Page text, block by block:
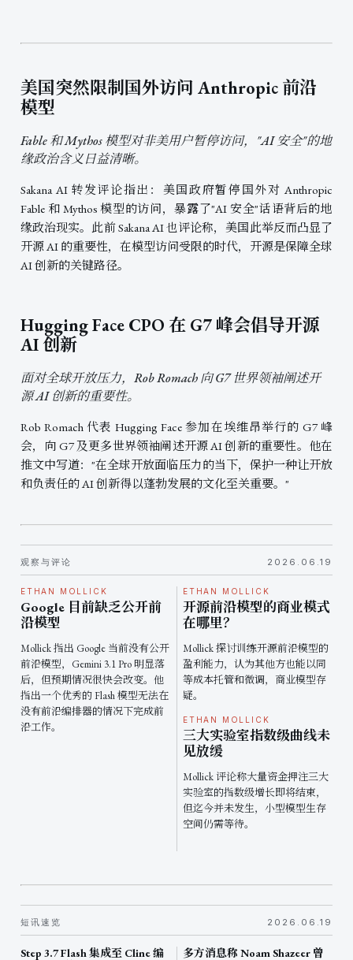
美国突然限制国外访问 Anthropic 前沿
模型
Fable 和 Mythos 模型对非美用户暂停访问，"AI 安全"的地
缘政治含义日益清晰。
Sakana AI 转发评论指出：美国政府暂停国外对 Anthropic
Fable 和 Mythos 模型的访问，暴露了"AI 安全"话语背后的地
缘政治现实。此前 Sakana AI 也评论称，美国此举反而凸显了
开源 AI 的重要性，在模型访问受限的时代，开源是保障全球
AI 创新的关键路径。
Hugging Face CPO 在 G7 峰会倡导开源
AI 创新
面对全球开放压力，Rob Romach 向 G7 世界领袖阐述开
源 AI 创新的重要性。
Rob Romach 代表 Hugging Face 参加在埃维昂举行的 G7 峰
会，向 G7 及更多世界领袖阐述开源 AI 创新的重要性。他在
推文中写道："在全球开放面临压力的当下，保护一种让开放
和负责任的 AI 创新得以蓬勃发展的文化至关重要。"
观察与评论 2026.06.19
ETHAN MOLLICK
Google 目前缺乏公开前
沿模型
Mollick 指出 Google 当前没有公开
前沿模型，Gemini 3.1 Pro 明显落
后，但预期情况很快会改变。他
指出一个优秀的 Flash 模型无法在
没有前沿编排器的情况下完成前
沿工作。
ETHAN MOLLICK
开源前沿模型的商业模式
在哪里？
Mollick 探讨训练开源前沿模型的
盈利能力，认为其他方也能以同
等成本托管和微调，商业模型存
疑。
ETHAN MOLLICK
三大实验室指数级曲线未
见放缓
Mollick 评论称大量资金押注三大
实验室的指数级增长即将结束，
但迄今并未发生，小型模型生存
空间仍需等待。
短讯速览 2026.06.19
Step 3.7 Flash 集成至 Cline 编
多方消息称 Noam Shazeer 曾